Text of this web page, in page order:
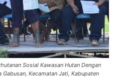
Sosial Kawasan Hutan Dengan
Kecamatan Jati, Kabupaten